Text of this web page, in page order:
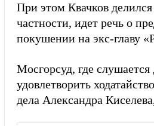
При этом Квачков
частности, идет речь о
покушении на экс-главу
Мосгорсуд, где
удовлетворить
дела Александра